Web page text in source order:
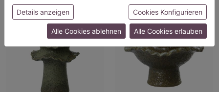
sie unsere Webseite weiter nutzen, geben Sie
Einwilligung zu unseren Cookies.
Details anzeigen Cookies Konfigurieren
Alle Cookies ablehnen Alle Cookies erlauben